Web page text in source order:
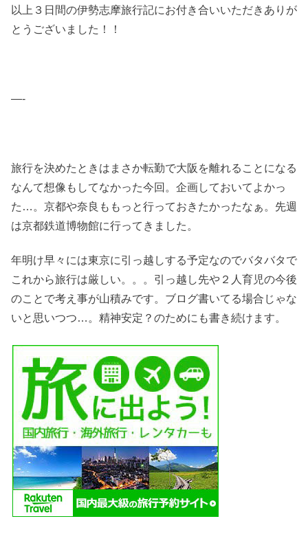
以上３日間の伊勢志摩旅行記にお付き合いいただきありが
とうございました！！
—-
旅行を決めたときはまさか転勤で大阪を離れることになる
なんて想像もしてなかった今回。企画しておいてよかっ
た…。京都や奈良ももっと行っておきたかったなぁ。先週
は京都鉄道博物館に行ってきました。
年明け早々には東京に引っ越しする予定なのでバタバタで
これから旅行は厳しい。。。引っ越し先や２人育児の今後
のことで考え事が山積みです。ブログ書いてる場合じゃな
いと思いつつ…。精神安定？のためにも書き続けます。